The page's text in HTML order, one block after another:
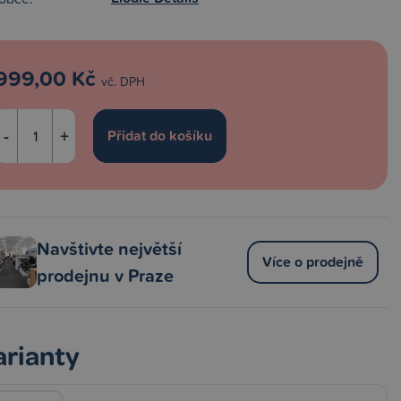
Kč vč. DPH
- +
Navštivte největší
prodejnu v Praze
Více o prodejně